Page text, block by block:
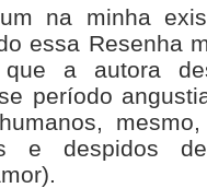
na minha
essa Resenha
a autora
período
e despidos